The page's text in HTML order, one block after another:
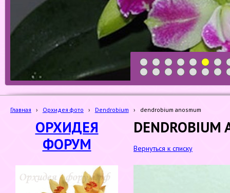
1 2 3 4 5 6 7
8
19 20 21 22 23 24 25
Главная › Орхидея фото › Dendrobium › dendrobium anosmum
ОРХИДЕЯ
ФОРУМ
DENDROBIUM
Вернуться к списку